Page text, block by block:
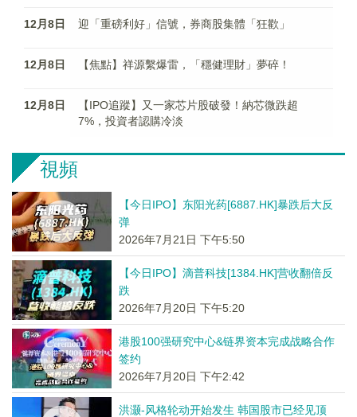
12月8日 迎「重磅利好」信號，券商股集體「狂歡」
12月8日 【焦點】祥源繫爆雷，「穩健理財」夢碎！
12月8日
【IPO追蹤】又一家芯片股破發！納芯微跌超
7%，投資者認購冷淡
視頻
【今日IPO】东阳光药[6887.HK]暴跌后大反
弹
2026年7月21日 下午5:50
【今日IPO】滴普科技[1384.HK]营收翻倍反
跌
2026年7月20日 下午5:20
港股100强研究中心&链界资本完成战略合作
签约
2026年7月20日 下午2:42
洪灏-风格轮动开始发生 韩国股市已经见顶